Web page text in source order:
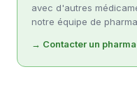
avec d'autres
notre équipe de
→ Contacter un